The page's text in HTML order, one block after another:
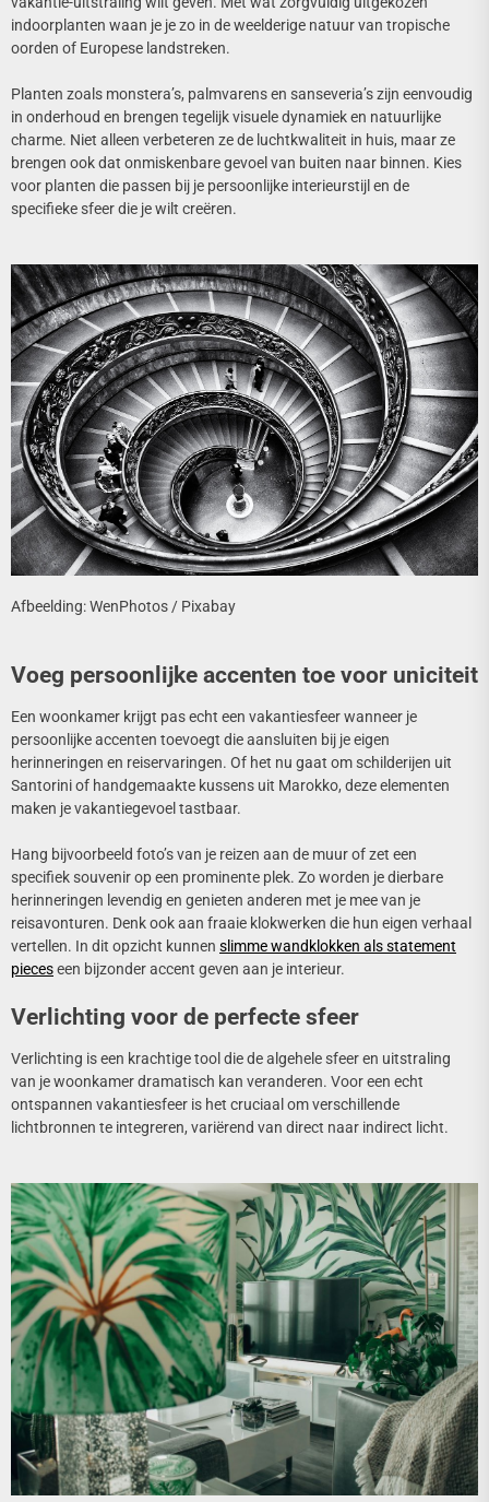
indoorplanten waan je je zo in de weelderige natuur van tropische
oorden of Europese landstreken.
Planten zoals monstera’s, palmvarens en sanseveria’s zijn eenvoudig
in onderhoud en brengen tegelijk visuele dynamiek en natuurlijke
charme. Niet alleen verbeteren ze de luchtkwaliteit in huis, maar ze
brengen ook dat onmiskenbare gevoel van buiten naar binnen. Kies
voor planten die passen bij je persoonlijke interieurstijl en de
specifieke sfeer die je wilt creëren.
Afbeelding: WenPhotos / Pixabay
Voeg persoonlijke accenten toe voor uniciteit
Een woonkamer krijgt pas echt een vakantiesfeer wanneer je
persoonlijke accenten toevoegt die aansluiten bij je eigen
herinneringen en reiservaringen. Of het nu gaat om schilderijen uit
Santorini of handgemaakte kussens uit Marokko, deze elementen
maken je vakantiegevoel tastbaar.
Hang bijvoorbeeld foto’s van je reizen aan de muur of zet een
specifiek souvenir op een prominente plek. Zo worden je dierbare
herinneringen levendig en genieten anderen met je mee van je
reisavonturen. Denk ook aan fraaie klokwerken die hun eigen verhaal
vertellen. In dit opzicht kunnen slimme wandklokken als statement
pieceseen bijzonder accent geven aan je interieur.
Verlichting voor de perfecte sfeer
Verlichting is een krachtige tool die de algehele sfeer en uitstraling
van je woonkamer dramatisch kan veranderen. Voor een echt
ontspannen vakantiesfeer is het cruciaal om verschillende
lichtbronnen te integreren, variërend van direct naar indirect licht.